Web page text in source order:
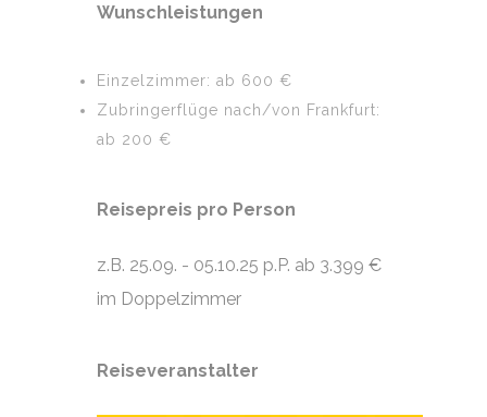
Wunschleistungen
Einzelzimmer: ab 600 €
Zubringerflüge nach/von Frankfurt:
ab 200 €
Reisepreis pro Person
z.B. 25.09. - 05.10.25 p.P. ab 3.399 €
im Doppelzimmer
Reiseveranstalter